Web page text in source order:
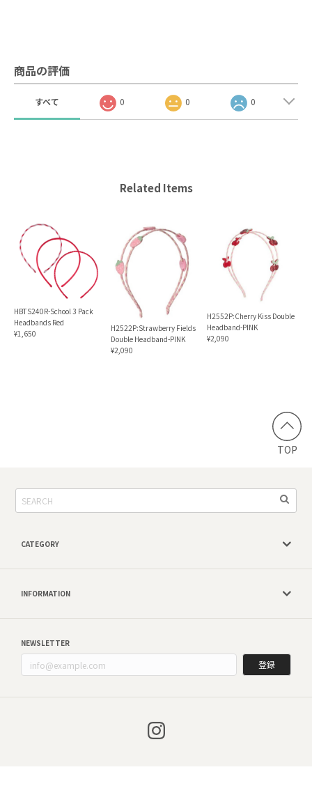
商品の評価
すべて 0 0 0
Related Items
HBTS240R-School 3 Pack
Headbands Red
¥1,650
H2522P:Strawberry Fields
Double Headband-PINK
¥2,090
H2552P:Cherry Kiss Double
Headband-PINK
¥2,090
TOP
CATEGORY
INFORMATION
NEWSLETTER
登録